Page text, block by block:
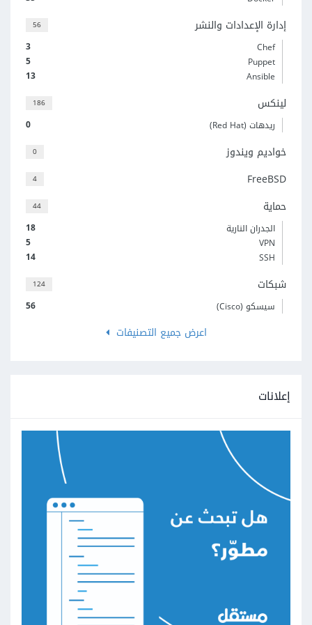
56 إدارة الإعدادات والنشر
3
Chef
5
Puppet
13
Ansible
186 لينكس
0 ريدهات (Red Hat)
0 خواديم ويندوز
4 FreeBSD
44 حماية
18
الجدران النارية
5
VPN
14
SSH
124 شبكات
56 سيسكو (Cisco)
اعرض جميع التصنيفات
إعلانات